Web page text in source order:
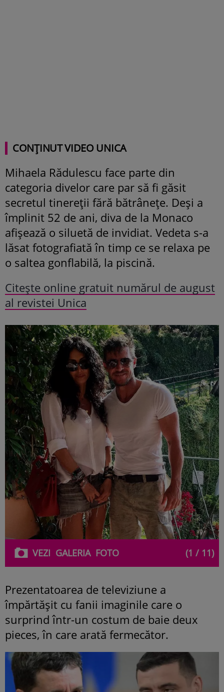
CONȚINUT VIDEO UNICA
Mihaela Rădulescu face parte din
categoria divelor care par să fi găsit
secretul tinereții fără bătrânețe. Deși a
împlinit 52 de ani, diva de la Monaco
afișează o siluetă de invidiat. Vedeta s-a
lăsat fotografiată în timp ce se relaxa pe
o saltea gonflabilă, la piscină.
Citește online gratuit numărul de august
al revistei Unica
VEZI GALERIAFOTO (1 / 11)
Prezentatoarea de televiziune a
împărtășit cu fanii imaginile care o
surprind într-un costum de baie deux
pieces, în care arată fermecător.